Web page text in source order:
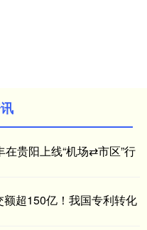
贵阳上线“机场⇄市区”行
超150亿！我国专利转化